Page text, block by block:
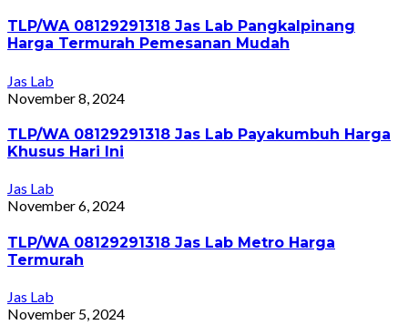
TLP/WA 08129291318 Jas Lab Pangkalpinang
Harga Termurah Pemesanan Mudah
Jas Lab
November 8, 2024
TLP/WA 08129291318 Jas Lab Payakumbuh Harga
Khusus Hari Ini
Jas Lab
November 6, 2024
TLP/WA 08129291318 Jas Lab Metro Harga
Termurah
Jas Lab
November 5, 2024